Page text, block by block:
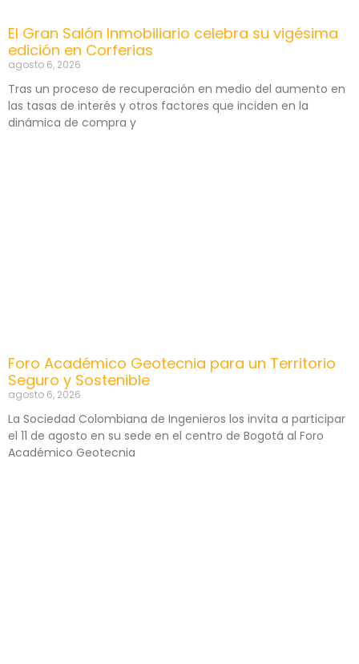
El Gran Salón Inmobiliario celebra su vigésima
edición en Corferias
agosto 6, 2026
Tras un proceso de recuperación en medio del aumento en
las tasas de interés y otros factores que inciden en la
dinámica de compra y
Foro Académico Geotecnia para un Territorio
Seguro y Sostenible
agosto 6, 2026
La Sociedad Colombiana de Ingenieros los invita a participar
el 11 de agosto en su sede en el centro de Bogotá al Foro
Académico Geotecnia